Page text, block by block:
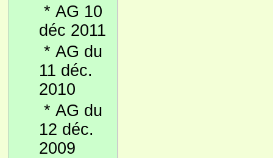
* AG 10
déc 2011
* AG du
11 déc.
2010
* AG du
12 déc.
2009